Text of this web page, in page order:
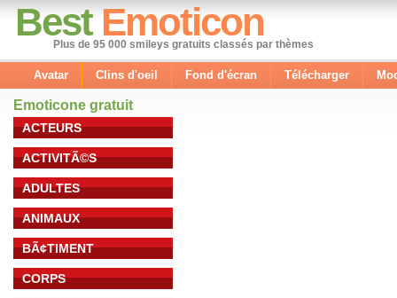
Best Emoticon
Plus de 95 000 smileys gratuits classés par thèmes
Avatar Clins d'oeil Fond d'écran Télécharger
Emoticone gratuit
ACTEURS
ACTIVITÃ©S
ADULTES
ANIMAUX
BÃ¢TIMENT
CORPS